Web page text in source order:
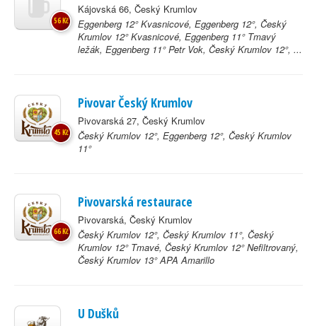
Kájovská 66, Český Krumlov
Eggenberg 12° Kvasnicové, Eggenberg 12°, Český
Krumlov 12° Kvasnicové, Eggenberg 11° Tmavý
ležák, Eggenberg 11° Petr Vok, Český Krumlov 12°, ...
56 Kč
Pivovar Český Krumlov
Pivovarská 27, Český Krumlov
Český Krumlov 12°, Eggenberg 12°, Český Krumlov
11°
45 Kč
Pivovarská restaurace
Pivovarská, Český Krumlov
Český Krumlov 12°, Český Krumlov 11°, Český
Krumlov 12° Tmavé, Český Krumlov 12° Nefiltrovaný,
Český Krumlov 13° APA Amarillo
66 Kč
U Dušků